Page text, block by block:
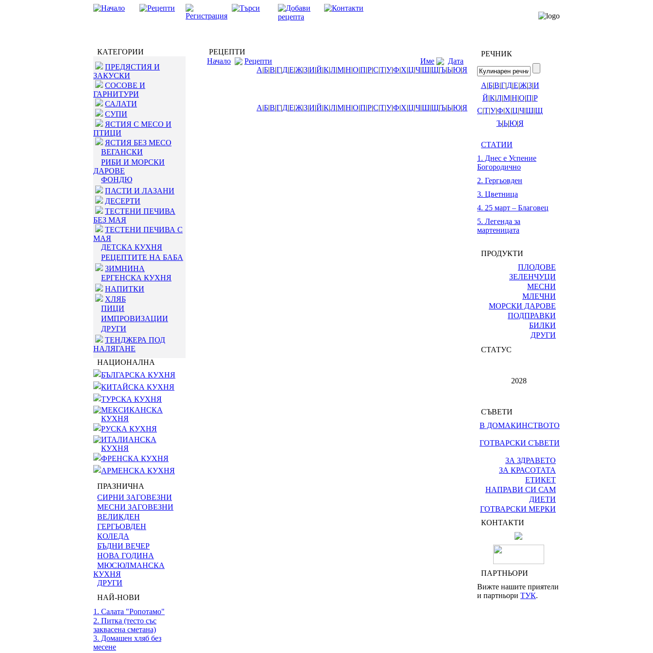
КАТЕГОРИИ
ПРЕДЯСТИЯ И
ЗАКУСКИ
СОСОВЕ И
ГАРНИТУРИ
САЛАТИ
СУПИ
ЯСТИЯ С МЕСО И
ПТИЦИ
ЯСТИЯ БЕЗ МЕСО
ВЕГАНСКИ
РИБИ И МОРСКИ
ДАРОВЕ
ФОНДЮ
ПАСТИ И ЛАЗАНИ
ДЕСЕРТИ
ТЕСТЕНИ ПЕЧИВА
БЕЗ МАЯ
ТЕСТЕНИ ПЕЧИВА С
МАЯ
ДЕТСКА КУХНЯ
РЕЦЕПТИТЕ НА БАБА
ЗИМНИНА
ЕРГЕНСКА КУХНЯ
НАПИТКИ
ХЛЯБ
ПИЦИ
ИМПРОВИЗАЦИИ
ДРУГИ
ТЕНДЖЕРА ПОД
НАЛЯГАНЕ
НАЦИОНАЛНА
БЪЛГАРСКА КУХНЯ
КИТАЙСКА КУХНЯ
ТУРСКА КУХНЯ
МЕКСИКАНСКА
КУХНЯ
РУСКА КУХНЯ
ИТАЛИАНСКА
КУХНЯ
ФРЕНСКА КУХНЯ
АРМЕНСКА КУХНЯ
ПРАЗНИЧНА
СИРНИ ЗАГОВЕЗНИ
МЕСНИ ЗАГОВЕЗНИ
ВЕЛИКДЕН
ГЕРГЬОВДЕН
КОЛЕДА
БЪДНИ ВЕЧЕР
НОВА ГОДИНА
МЮСЮЛМАНСКА
КУХНЯ
ДРУГИ
НАЙ-НОВИ
1. Салата "Ропотамо"
2. Питка (тесто със
заквасена сметана)
3. Домашен хляб без
месене
РЕЦЕПТИ
Начало
Рецепти Име
Дата
А|Б|В|Г|Д|Е|Ж|З|И|Й|К|Л|М|Н|О|П|Р|С|Т|У|Ф|Х|Ц|Ч|Ш|Щ|Ъ|Ь|Ю|Я
А|Б|В|Г|Д|Е|Ж|З|И|Й|К|Л|М|Н|О|П|Р|С|Т|У|Ф|Х|Ц|Ч|Ш|Щ|Ъ|Ь|Ю|Я
РЕЧНИК
А|Б|В|Г|Д|Е|Ж|З|И
Й|К|Л|М|Н|О|П|Р
С|Т|У|Ф|Х|Ц|Ч|Ш|Щ
Ъ|Ь|Ю|Я
СТАТИИ
1. Днес е Успение
Богородично
2. Гергьовден
3. Цветница
4. 25 март – Благовец
5. Легенда за
мартеницата
ПРОДУКТИ
ПЛОДОВЕ
ЗЕЛЕНЧУЦИ
МЕСНИ
МЛЕЧНИ
МОРСКИ ДАРОВЕ
ПОДПРАВКИ
БИЛКИ
ДРУГИ
СТАТУС
2028
СЪВЕТИ
В ДОМАКИНСТВОТО
ГОТВАРСКИ СЪВЕТИ
ЗА ЗДРАВЕТО
ЗА КРАСОТАТА
ЕТИКЕТ
НАПРАВИ СИ САМ
ДИЕТИ
ГОТВАРСКИ МЕРКИ
КОНТАКТИ
ПАРТНЬОРИ
Вижте нашите приятели
и партньори ТУК.